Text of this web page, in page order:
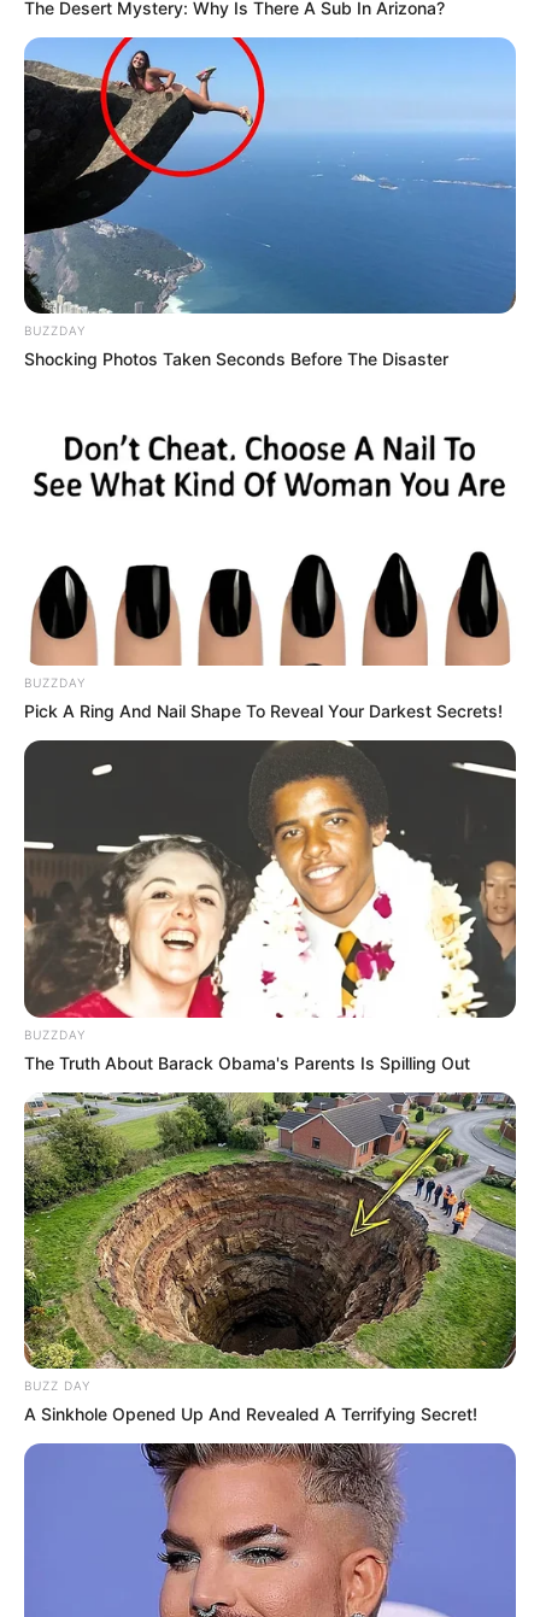
The Desert Mystery: Why Is There A Sub In Arizona?
BUZZDAY
Shocking Photos Taken Seconds Before The Disaster
BUZZDAY
Pick A Ring And Nail Shape To Reveal Your Darkest Secrets!
BUZZDAY
The Truth About Barack Obama's Parents Is Spilling Out
BUZZ DAY
A Sinkhole Opened Up And Revealed A Terrifying Secret!